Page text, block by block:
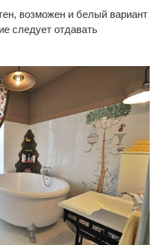
возможен и белый вариант
следует отдавать